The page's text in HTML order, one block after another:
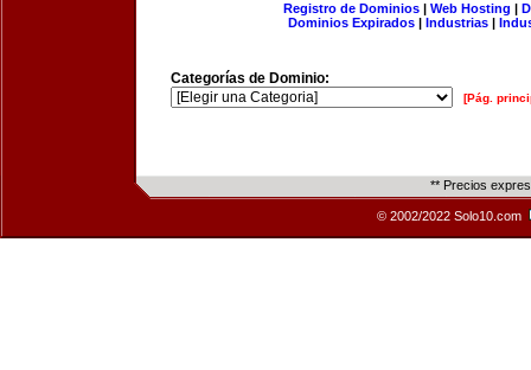
Registro de Dominios| Web Hosting |
Dominios Expirados | Industrias |
Categorías de Dominio:
[Pág.
** Precios
© 2002/2022 Solo10.com